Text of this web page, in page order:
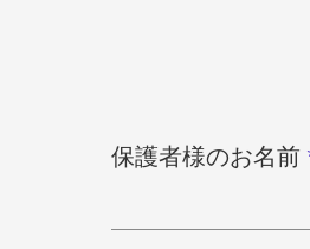
保護者様のお名前